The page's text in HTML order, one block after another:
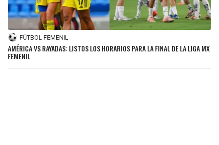
FÚTBOL FEMENIL
AMÉRICA VS RAYADAS: LISTOS LOS HORARIOS PARA LA FINAL DE LA LIGA MX
FEMENIL